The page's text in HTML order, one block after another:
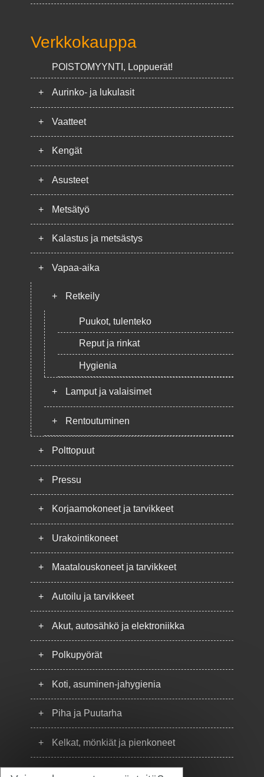
Verkkokauppa
POISTOMYYNTI, Loppuerät!
+ Aurinko- ja lukulasit
+ Vaatteet
+ Kengät
+ Asusteet
+ Metsätyö
+ Kalastus ja metsästys
+ Vapaa-aika
+ Retkeily
Puukot, tulenteko
Reput ja rinkat
Hygienia
+ Lamput ja valaisimet
+ Rentoutuminen
+ Polttopuut
+ Pressu
+ Korjaamokoneet ja tarvikkeet
+ Urakointikoneet
+ Maatalouskoneet ja tarvikkeet
+ Autoilu ja tarvikkeet
+ Akut, autosähkö ja elektroniikka
+ Polkupyörät
+ Koti, asuminen-jahygienia
+ Piha ja Puutarha
+ Kelkat, mönkiät ja pienkoneet